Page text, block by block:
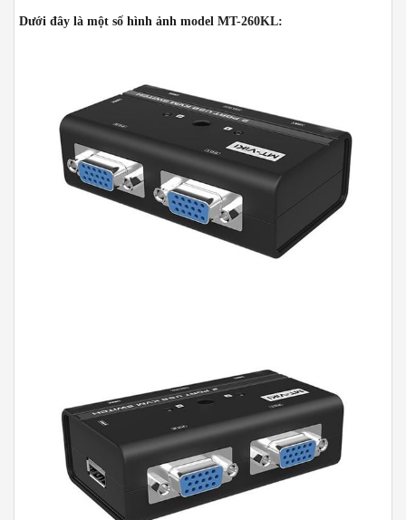
Dưới đây là một số hình ảnh model MT-260KL: